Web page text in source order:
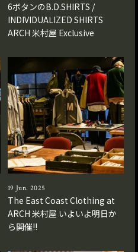
6ボタンのB.D.SHIRTS /
INDIVIDUALIZED SHIRTS
ARCH 米村屋 Exclusive
19 Jun. 2025
The East Coast Clothing at
ARCH 米村屋 いよいよ明日か
ら開催!!